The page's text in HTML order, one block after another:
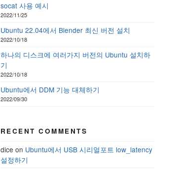
socat 사용 예시
2022/11/25
Ubuntu 22.04에서 Blender 최신 버전 설치
2022/10/18
하나의 디스크에 여러가지 버전의 Ubuntu 설치하
기
2022/10/18
Ubuntu에서 DDM 기능 대체하기
2022/09/30
RECENT COMMENTS
dice on Ubuntu에서 USB 시리얼포트 low_latency
설정하기